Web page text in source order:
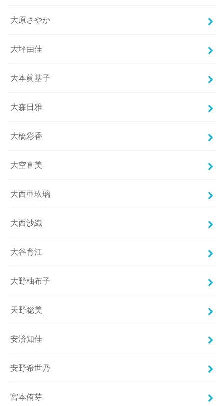
大原さやか
大坪由佳
大本眞基子
大森日雅
大橋彩香
大空直美
大西亜玖璃
大西沙織
大谷育江
大野柚布子
天野聡美
安済知佳
安野希世乃
宮本侑芽